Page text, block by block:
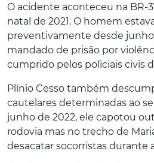
O acidente aconteceu na BR-
natal de 2021. O homem
preventivamente desde
mandado de prisão por
cumprido pelos policiais civis
Plínio Cesso também
cautelares determinadas ao
junho de 2022, ele capotou
rodovia mas no trecho de
desacatar socorristas durante